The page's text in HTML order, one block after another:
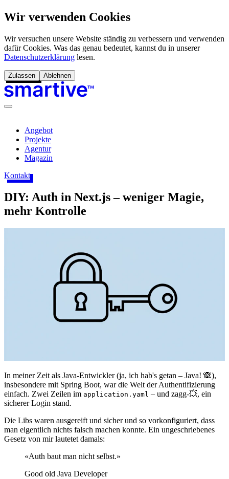
Wir verwenden Cookies
Wir versuchen unsere Website ständig zu verbessern und verwenden
dafür Cookies. Was das genau bedeutet, kannst du in unserer
Datenschutzerklärung lesen.
Zulassen Ablehnen
Angebot
Projekte
Agentur
Magazin
Kontakt
DIY: Auth in Next.js – weniger Magie,
mehr Kontrolle
In meiner Zeit als Java-Entwickler (ja, ich hab's getan – Java! 🙈),
insbesondere mit Spring Boot, war die Welt der Authentifizierung
einfach. Zwei Zeilen im application.yaml – und zagg-💥, ein
sicherer Login stand.
Die Libs waren ausgereift und sicher und so vorkonfiguriert, dass
man eigentlich nichts falsch machen konnte. Ein ungeschriebenes
Gesetz von mir lautetet damals:
«Auth baut man nicht selbst.»
Good old Java Developer